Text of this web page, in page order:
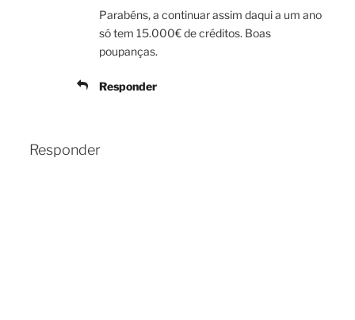
Parabéns, a continuar assim daqui a um ano
só tem 15.000€ de créditos. Boas
poupanças.
Responder
Responder